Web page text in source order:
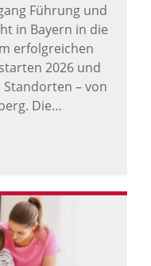
Führung und
in Bayern in die
erfolgreichen
2026 und
Standorten – von
Die…